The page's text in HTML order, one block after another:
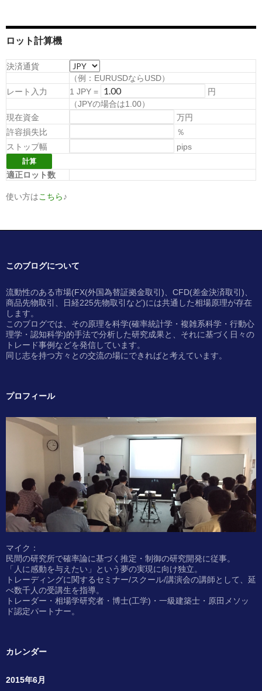
ロット計算機
決済通貨
（例：EURUSDならUSD）
レート入力
1 JPY =
円
（JPYの場合は1.00）
現在資金
万円
許容損失比
％
ストップ幅
pips
適正ロット数
使い方はこちら♪
このブログについて
流動性のある市場(FX(外国為替証拠金取引)、CFD(差金決済取引)、
商品先物取引、日経225先物取引など)には共通した相場原理が存在
します。
このブログでは、その原理を科学(確率統計学・複雑系科学・行動心
理学・認知科学)的手法で分析した研究成果と、それに基づく日々の
トレード事例などを発信しています。
同じ志を持つ方々との交流の場にできればと考えています。
プロフィール
マイク：
民間の研究所で確率論に基づく推定・制御の研究開発に従事。
「人に感動を与えたい」という夢の実現に向け独立。
トレーディングに関するセミナー/スクール/講演会の講師として、延
べ数千人の受講生を指導。
トレーダー・相場学研究者・博士(工学)・一級建築士・原田メソッ
ド認定パートナー。
カレンダー
2015年6月